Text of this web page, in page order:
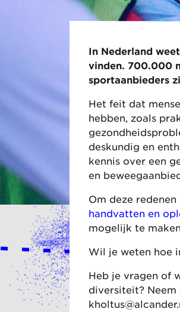
In Nederland
vinden. 700.000
sportaanbieders
Het feit dat
hebben, zoals
deskundig en
kennis over een
en
Om deze
handvatten en
mogelijk te
Wil je weten hoe
Heb je vragen of
diversiteit?